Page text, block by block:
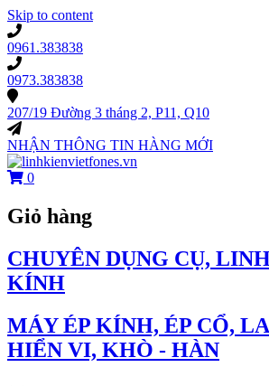
Skip to content
0961.383838
0973.383838
207/19 Đường 3 tháng 2, P11, Q10
NHẬN THÔNG TIN HÀNG MỚI
0
Giỏ hàng
CHUYÊN DỤNG CỤ,
KÍNH
MÁY ÉP KÍNH, ÉP CỔ,
HIỂN VI, KHÒ - HÀN